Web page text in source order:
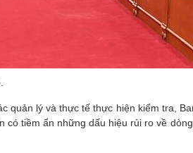
quản lý và thực tế thực hiện kiểm tra,
tiềm ẩn những dấu hiệu rủi ro về